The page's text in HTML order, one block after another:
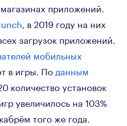
приложений.
, в 2019 году на них
загрузок приложений.
мобильных
в игры. По данным
количество установок
увеличилось на 103%
того же года.